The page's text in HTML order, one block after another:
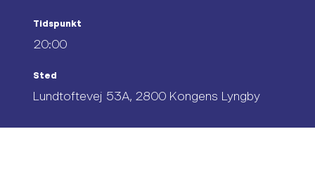
Tidspunkt
20:00
Sted
Lundtoftevej 53A, 2800 Kongens Lyngby